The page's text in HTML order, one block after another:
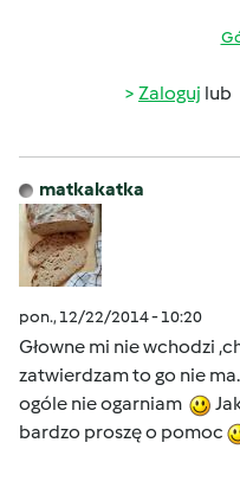
Zaloguj lub
matkakatka
pon., 12/22/2014 - 10:20
Głowne mi nie wchodzi
zatwierdzam to go nie
ogóle nie ogarniam
bardzo proszę o pomoc